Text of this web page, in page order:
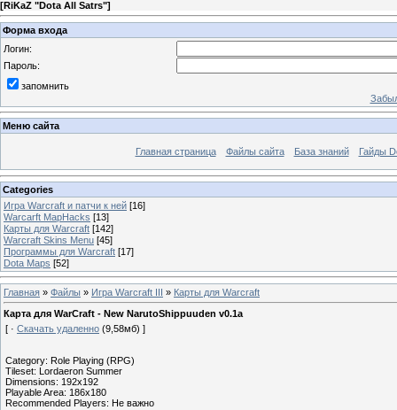
[RiKaZ "Dota All Satrs"]
Форма входа
Логин:
Пароль:
запомнить
Меню сайта
Главная страница Файлы сайта База знаний Гайды
Categories
Игра Warcraft и патчи к ней [16]
Warcarft MapHacks [13]
Карты для Warcraft [142]
Warcraft Skins Menu [45]
Программы для Warcraft [17]
Dota Maps [52]
Главная » Файлы » Игра Warcraft III » Карты для Warcraft
Карта для WarCraft - New NarutoShippuuden v0.1a
[ · Скачать удаленно (9,58мб) ]
Category: Role Playing (RPG)
Tileset: Lordaeron Summer
Dimensions: 192x192
Playable Area: 186x180
Recommended Players: Не важно